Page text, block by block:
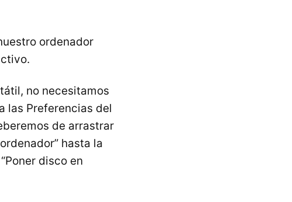
ordenador
no necesitamos
las Preferencias del
de arrastrar
hasta la
disco en